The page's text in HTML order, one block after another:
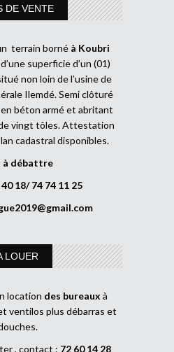
DE VENTE
terrain borné à Koubri
d’une superficie d’un (01)
non loin de l’usine de
Ilemdé. Semi clôturé
béton armé et abritant
vingt tôles. Attestation
cadastral disponibles.
à débattre
18/ 74 74 11 25
LOUER
location des bureaux à
ventilos plus débarras et
, contact : 72 60 14 28